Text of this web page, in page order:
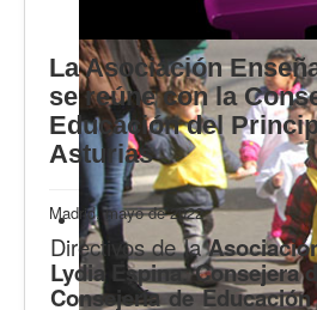
La Asociación
se reúne con la
Educación del
Asturias
Madrid, mayo de 2022
Directivos de la
Lydia Espina,Consejera
Consejería de